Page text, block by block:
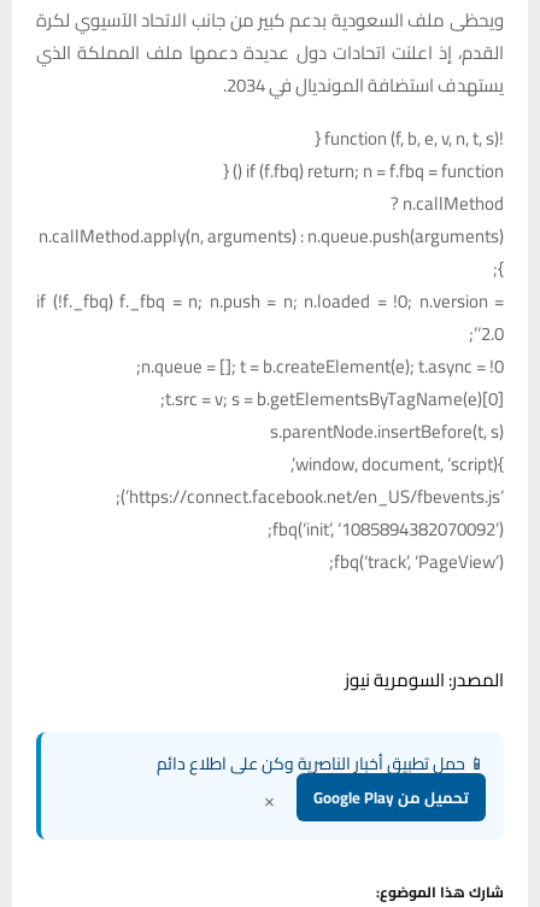
ويحظى ملف السعودية بدعم كبير من جانب الاتحاد الآسيوي لكرة
القدم، إذ اعلنت اتحادات دول عديدة دعمها ملف المملكة الذي
يستهدف استضافة المونديال في 2034.
!function (f, b, e, v, n, t, s) {
if (f.fbq) return; n = f.fbq = function () {
n.callMethod ?
n.callMethod.apply(n, arguments) : n.queue.push(arguments)
};
if (!f._fbq) f._fbq = n; n.push = n; n.loaded = !0; n.version =
‘2.0’;
n.queue = []; t = b.createElement(e); t.async = !0;
t.src = v; s = b.getElementsByTagName(e)[0];
s.parentNode.insertBefore(t, s)
}(window, document, ‘script’,
‘https://connect.facebook.net/en_US/fbevents.js’);
fbq(‘init’, ‘1085894382070092’);
fbq(‘track’, ‘PageView’);
المصدر: السومرية نيوز
📱 حمل تطبيق أخبار الناصرية وكن على اطلاع دائم
تحميل من Google Play ×
شارك هذا الموضوع: